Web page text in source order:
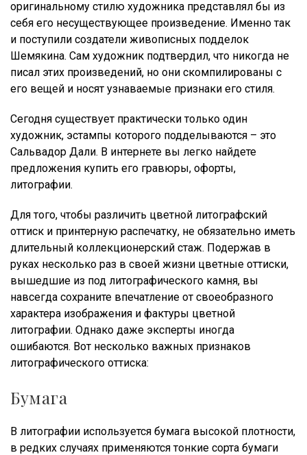
оригинальному стилю художника представлял бы из
себя его несуществующее произведение. Именно так
и поступили создатели живописных подделок
Шемякина. Сам художник подтвердил, что никогда не
писал этих произведений, но они скомпилированы с
его вещей и носят узнаваемые признаки его стиля.
Сегодня существует практически только один
художник, эстампы которого подделываются – это
Сальвадор Дали. В интернете вы легко найдете
предложения купить его гравюры, офорты,
литографии.
Для того, чтобы различить цветной литографский
оттиск и принтерную распечатку, не обязательно иметь
длительный коллекционерский стаж. Подержав в
руках несколько раз в своей жизни цветные оттиски,
вышедшие из под литографического камня, вы
навсегда сохраните впечатление от своеобразного
характера изображения и фактуры цветной
литографии. Однако даже эксперты иногда
ошибаются. Вот несколько важных признаков
литографического оттиска:
Бумага
В литографии используется бумага высокой плотности,
в редких случаях применяются тонкие сорта бумаги